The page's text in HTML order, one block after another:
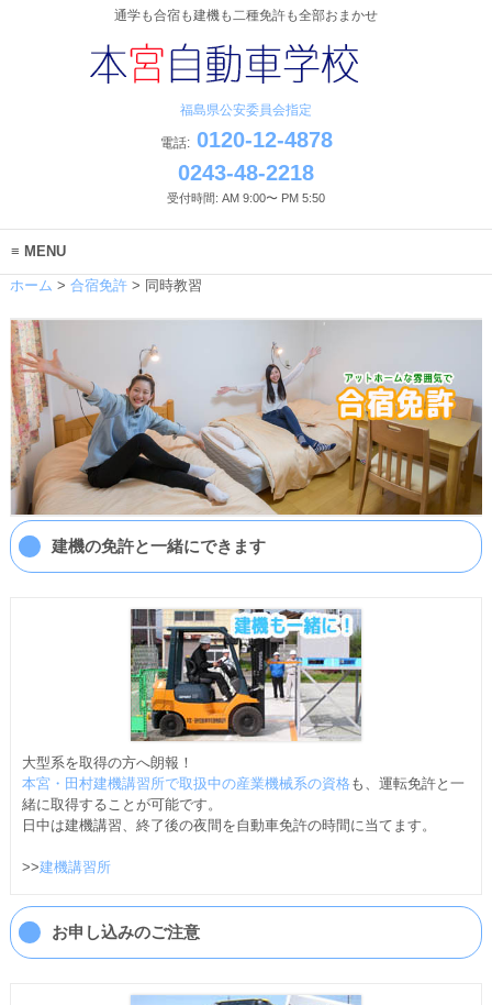
通学も合宿も建機も二種免許も全部おまかせ
福島県公安委員会指定
電話:0120-12-4878
0243-48-2218
受付時間: AM 9:00〜 PM 5:50
MENU
ホーム > 合宿免許> 同時教習
建機の免許と一緒にできます
大型系を取得の方へ朗報！
本宮・田村建機講習所で取扱中の産業機械系の資格も、運転免許と一
緒に取得することが可能です。
日中は建機講習、終了後の夜間を自動車免許の時間に当てます。
>>建機講習所
お申し込みのご注意